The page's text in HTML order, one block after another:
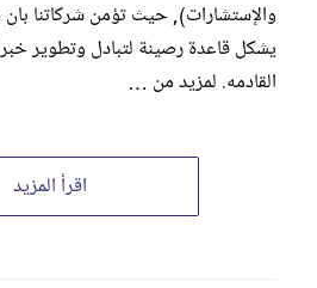
والإستشارات), حيث تؤمن شركاتنا بان
يشكل قاعدة رصينة لتبادل وتطوير
القادمه. لمزيد من …
اقرأ المزيد